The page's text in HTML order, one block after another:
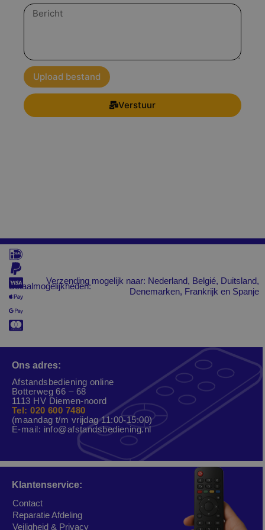
Bericht
Upload bestand
Verstuur
Betaalmogelijkheden:
Verzending mogelijk naar: Nederland, Belgié, Duitsland,
Denemarken, Frankrijk en Spanje
Ons adres:
Afstandsbediening online
Botterweg 66 – 68
1113 HV Diemen-noord
Tel: 020 600 7480
(maandag t/m vrijdag 11:00-15:00)
E-mail: info@afstandsbediening.nl
Klantenservice:
Contact
Reparatie Afdeling
Veiligheid & Privacy